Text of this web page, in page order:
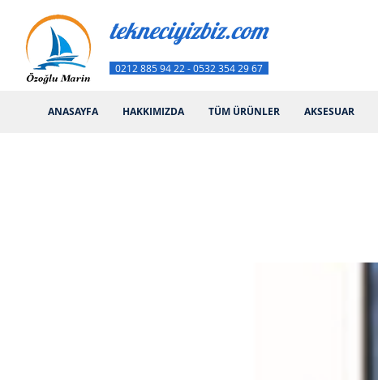
0212 885 94 22 - 0532 354 29 67
tekneciyizbiz.com
ANASAYFA HAKKIMIZDA TÜM ÜRÜNLER AKSESUAR